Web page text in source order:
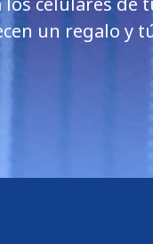
un regalo y